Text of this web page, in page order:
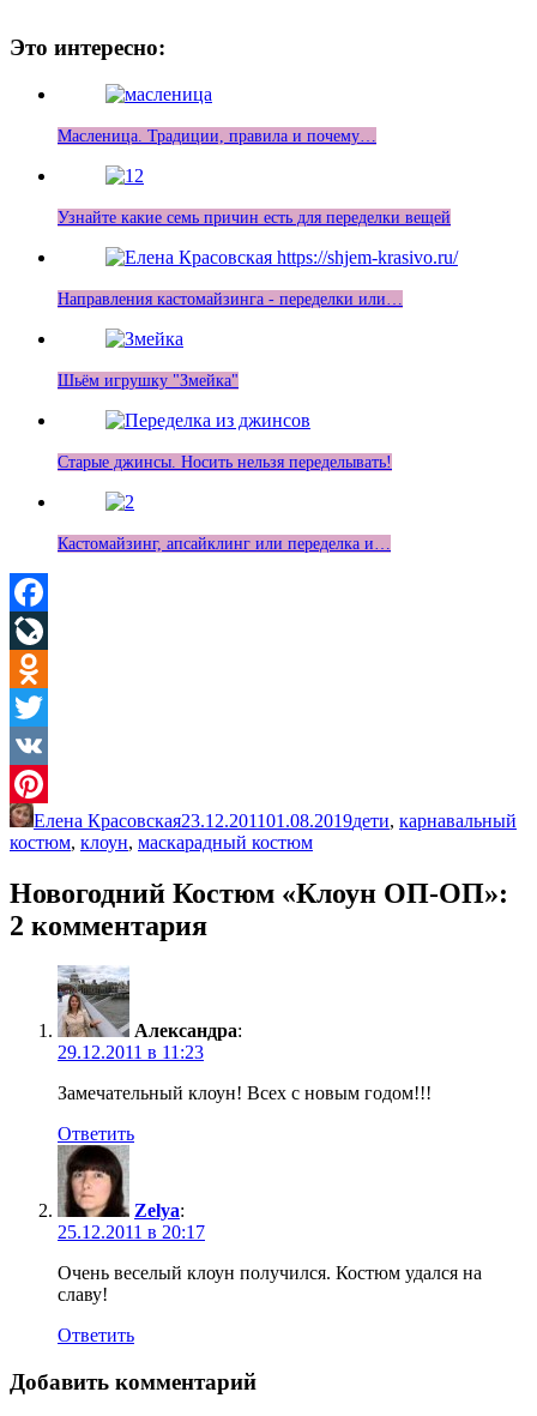
Это интересно:
Масленица. Традиции, правила и почему…
Узнайте какие семь причин есть для переделки вещей
Направления кастомайзинга - переделки или…
Шьём игрушку "Змейка"
Старые джинсы. Носить нельзя переделывать!
Кастомайзинг, апсайклинг или переделка и…
Facebook
LiveJournal
Odnoklassniki
Twitter
VK
Pinterest
Елена Красовская23.12.201101.08.2019дети, карнавальный
костюм, клоун, маскарадный костюм
Новогодний Костюм «Клоун ОП-ОП»:
2 комментария
Александра:
29.12.2011 в 11:23
Замечательный клоун! Всех с новым годом!!!
Ответить
Zelya:
25.12.2011 в 20:17
Очень веселый клоун получился. Костюм удался на
славу!
Ответить
Добавить комментарий